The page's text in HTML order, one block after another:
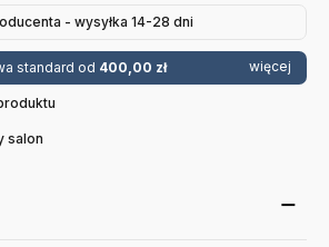
- wysyłka 14-28 dni
standard od 400,00 zł więcej
salon